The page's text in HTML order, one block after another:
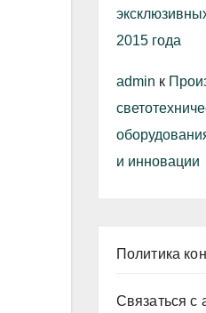
2015 года
admin к
и инновации
Политика
Связаться с